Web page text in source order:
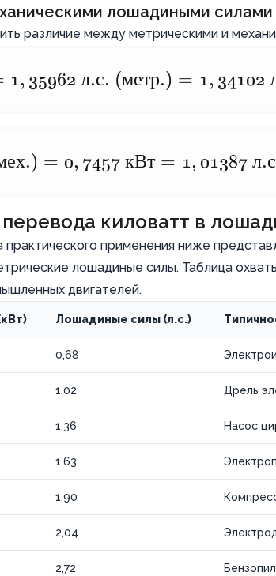
лошадиными силами
различие между метрическими и
1, 35962 л.с. (метр.) = 1, 34102
.) = 0, 7457 кВт = 1, 01387 л.с
киловатт в
применения ниже
лошадиные силы. Таблица
двигателей.
Лошадиные силы (л.с.)
0,68
1,02 Дрель
1,36 Насос
1,63
1,90
2,04
2,72